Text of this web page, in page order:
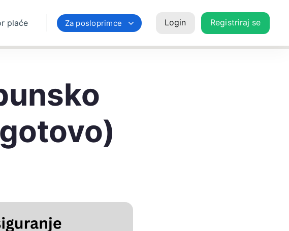
plaće Za posloprimce Login Registriraj se